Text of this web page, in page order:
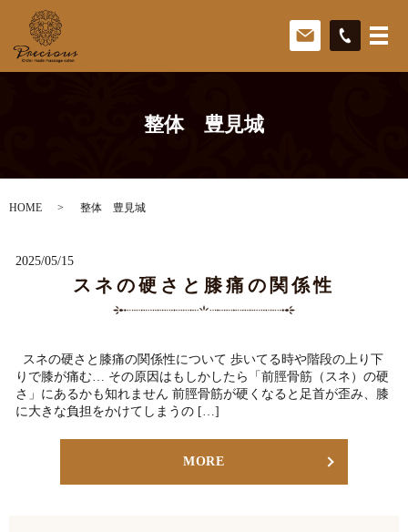
整体 豊見城
HOME 整体 豊見城
2025/05/15
スネの硬さと膝痛の関係性
スネの硬さと膝痛の関係性について 歩いてる時や階段の上り下
りで膝が痛む… その原因はもしかしたら「前脛骨筋（スネ）の硬
さ」にあるかも知れません 前脛骨筋が硬くなると足首が歪み、膝
に大きな負担をかけてしまうの […]
MORE